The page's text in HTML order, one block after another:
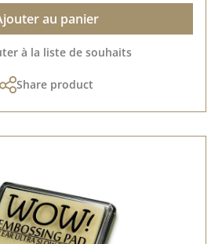
au panier
à la liste de souhaits
Share product